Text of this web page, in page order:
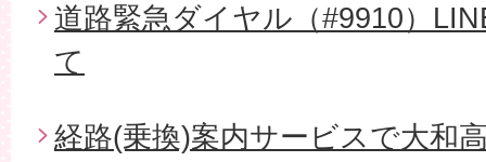
道路緊急ダイヤル（#9910）
て
経路(乗換)案内サービスで大和